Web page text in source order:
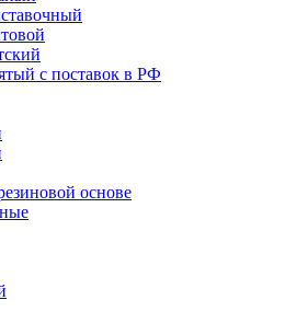
с поставок в РФ
основе